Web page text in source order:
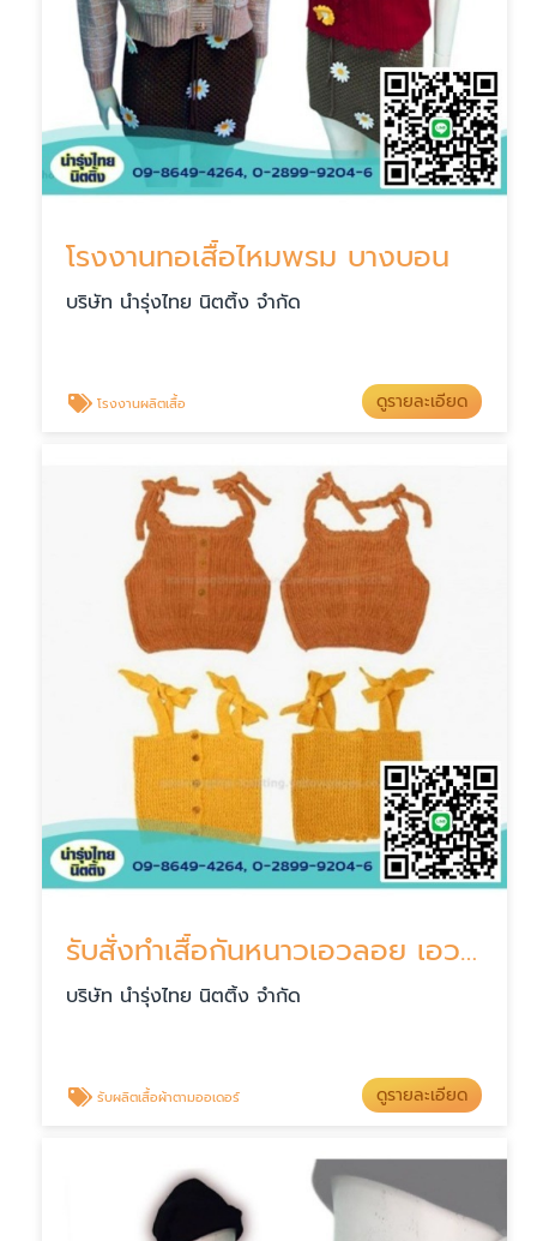
โรงงานทอเสื้อไหมพรม บางบอน
บริษัท นำรุ่งไทย นิตติ้ง จำกัด
โรงงานผลิตเสื้อ ดูรายละเอียด
รับสั่งทำเสื้อกันหนาวเอวลอย เอวจั๊ม
บริษัท นำรุ่งไทย นิตติ้ง จำกัด
รับผลิตเสื้อผ้าตามออเดอร์ ดูรายละเอียด